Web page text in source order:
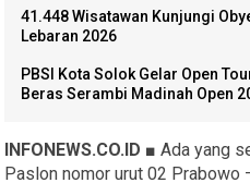
41.448 Wisatawan Kunjungi
Lebaran 2026
PBSI Kota Solok Gelar Open
Beras Serambi Madinah Open
INFONEWS.CO.ID ■Ada yang
Paslon nomor urut 02 Prabowo